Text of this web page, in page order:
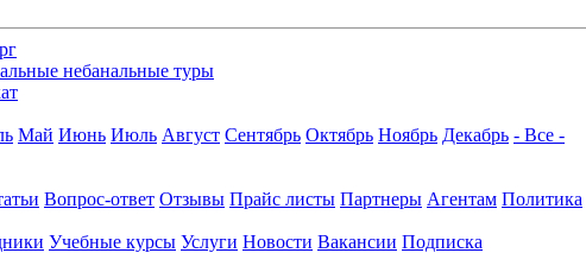
небанальные туры
Май Июнь Июль Август Сентябрь Октябрь Ноябрь Декабрь - Все -
Вопрос-ответ Отзывы Прайс листы Партнеры Агентам Политика
Учебные курсы Услуги Новости Вакансии Подписка